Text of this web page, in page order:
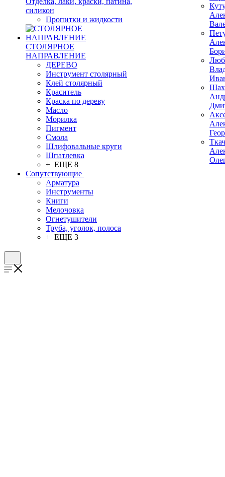
силикон
Пропитки и жидкости
СТОЛЯРНОЕ
НАПРАВЛЕНИЕ
ДЕРЕВО
Инструмент столярный
Клей столярный
Краситель
Краска по дереву
Масло
Морилка
Пигмент
Смола
Шлифовальные круги
Шпатлевка
+ ЕЩЕ 8
Сопутствующие
Арматура
Инструменты
Книги
Мелочовка
Огнетушители
Труба, уголок, полоса
+ ЕЩЕ 3